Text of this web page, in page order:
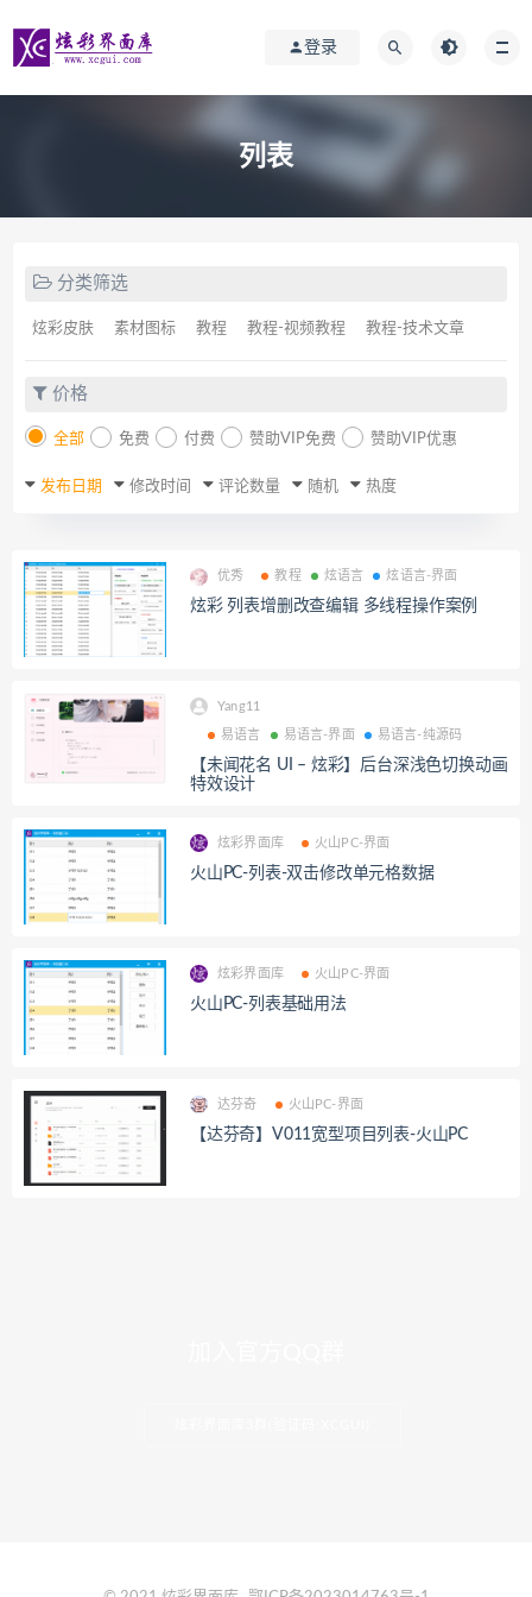
登录
列表
分类筛选
炫彩皮肤 素材图标 教程 教程-视频教程 教程-技术文章
价格
全部 免费 付费 赞助VIP免费 赞助VIP优惠
发布日期 修改时间 评论数量 随机 热度
优秀 教程 炫语言 炫语言-界面
炫彩 列表增删改查编辑 多线程操作案例
Yang11
易语言 易语言-界面 易语言-纯源码
【未闻花名 UI – 炫彩】后台深浅色切换动画
特效设计
炫彩界面库 火山PC-界面
火山PC-列表-双击修改单元格数据
炫彩界面库 火山PC-界面
火山PC-列表基础用法
达芬奇 火山PC-界面
【达芬奇】V011宽型项目列表-火山PC